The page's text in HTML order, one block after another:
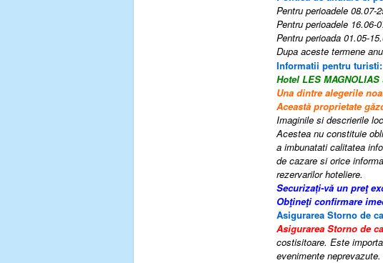
Pentru perioadele 08.07-
Pentru perioadele 16.06-
Pentru perioada 01.05-
Dupa aceste termene
Informatii pentru turisti:
Hotel LES MAGNOLIAS
Una dintre alegerile
Această proprietate
Imaginile si descrierile
Acestea nu constituie
a imbunatati calitatea
de cazare si orice
rezervarilor hoteliere.
Securizați-vă un preţ
Obţineţi confirmare
Asigurarea Storno de
Asigurarea Storno de
costisitoare. Este
evenimente